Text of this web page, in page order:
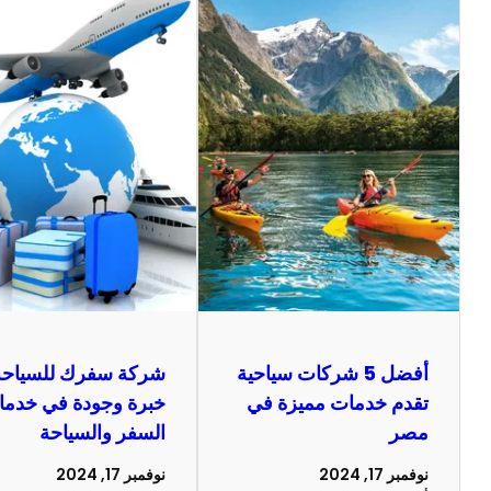
أفضل 5 شركات سياحية
تقدم خدمات مميزة في
مصر
نوفمبر 17, 2024
شركة سفرك
خبرة وجودة في
السفر والسياحة
نوفمبر 17, 2024